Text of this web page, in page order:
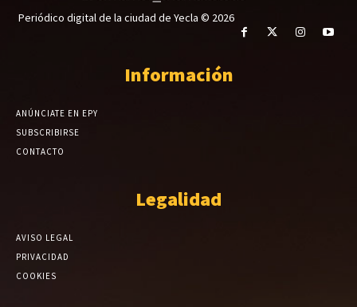
Periódico digital de la ciudad de Yecla © 2026
Información
ANÚNCIATE EN EPY
SUBSCRIBIRSE
CONTACTO
Legalidad
AVISO LEGAL
PRIVACIDAD
COOKIES